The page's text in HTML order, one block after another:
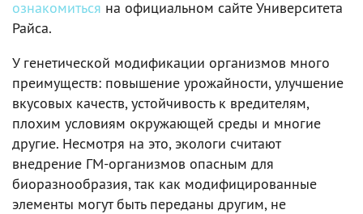
ознакомиться на официальном сайте Университета
Райса.
У генетической модификации организмов много
преимуществ: повышение урожайности, улучшение
вкусовых качеств, устойчивость к вредителям,
плохим условиям окружающей среды и многие
другие. Несмотря на это, экологи считают
внедрение ГМ-организмов опасным для
биоразнообразия, так как модифицированные
элементы могут быть переданы другим, не